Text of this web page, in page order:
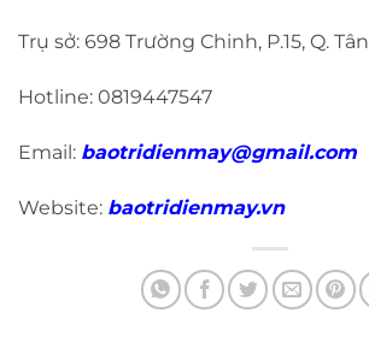
Trụ sở: 698 Trường Chinh, P.15, Q.
Hotline: 0819447547
Email: baotridienmay@gmail.com
Website: baotridienmay.vn